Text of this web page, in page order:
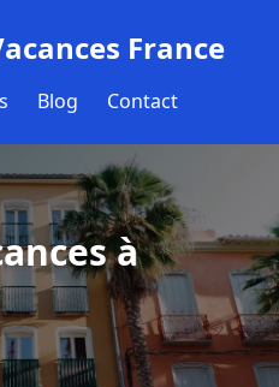
France
Blog Contact
à